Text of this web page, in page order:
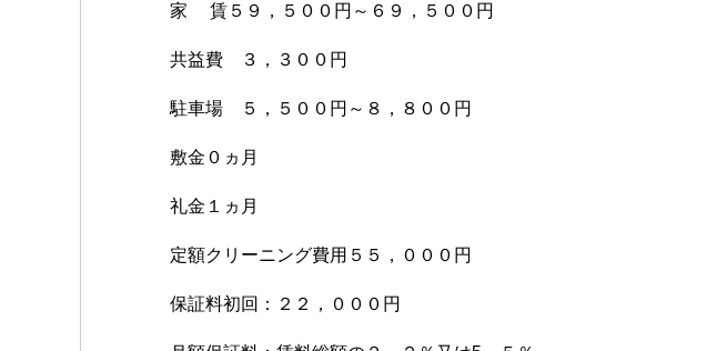
家 賃５９，５００円～６９，５００円
共益費 ３，３００円
駐車場 ５，５００円～８，８００円
敷金０ヵ月
礼金１ヵ月
定額クリーニング費用５５，０００円
保証料初回：２２，０００円